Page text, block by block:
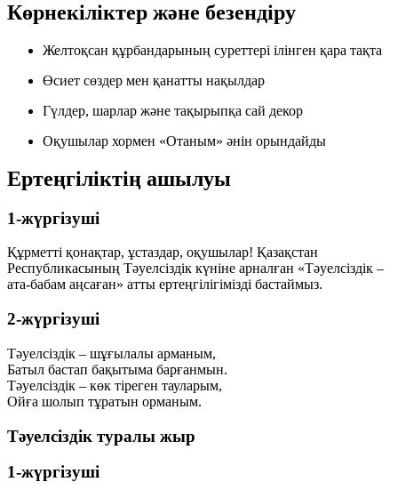
Көрнекіліктер және безендіру
Желтоқсан құрбандарының суреттері ілінген қара тақта
Өсиет сөздер мен қанатты нақылдар
Гүлдер, шарлар және тақырыпқа сай декор
Оқушылар хормен «Отаным» әнін орындайды
Ертеңгіліктің ашылуы
1-жүргізуші
Құрметті қонақтар, ұстаздар, оқушылар! Қазақстан
Республикасының Тәуелсіздік күніне арналған «Тәуелсіздік –
ата-бабам аңсаған» атты ертеңгілігімізді бастаймыз.
2-жүргізуші
Тәуелсіздік – шұғылалы арманым,
Батыл бастап бақытыма барғанмын.
Тәуелсіздік – көк тіреген тауларым,
Ойға шолып тұратын орманым.
Тәуелсіздік туралы жыр
1-жүргізуші